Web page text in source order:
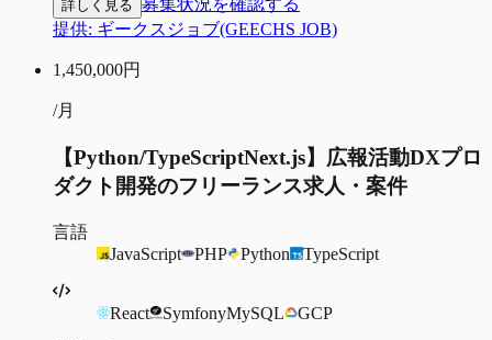
詳しく見る 募集状況を確認する
提供: ギークスジョブ(GEECHS JOB)
1,450,000円
/月
【Python/TypeScriptNext.js】広報活動DXプロ
ダクト開発のフリーランス求人・案件
言語
JavaScript
PHP Python TypeScript
React SymfonyMySQL GCP